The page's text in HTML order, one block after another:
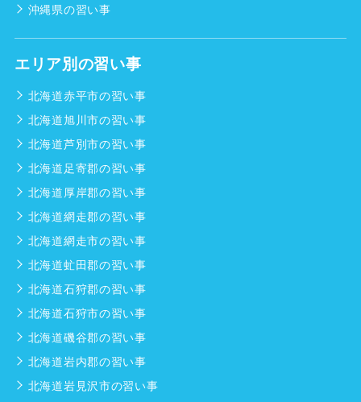
沖縄県の習い事
エリア別の習い事
北海道赤平市の習い事
北海道旭川市の習い事
北海道芦別市の習い事
北海道足寄郡の習い事
北海道厚岸郡の習い事
北海道網走郡の習い事
北海道網走市の習い事
北海道虻田郡の習い事
北海道石狩郡の習い事
北海道石狩市の習い事
北海道磯谷郡の習い事
北海道岩内郡の習い事
北海道岩見沢市の習い事